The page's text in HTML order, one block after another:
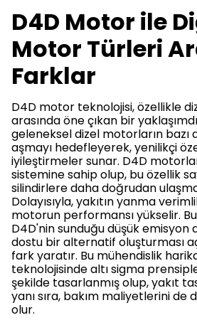
D4D Motor ile
Motor Türleri
Farklar
D4D motor teknolojisi, özellikle
arasında öne çıkan bir
geleneksel dizel motorların bazı
aşmayı hedefleyerek, yenilikçi
iyileştirmeler sunar. D4D
sistemine sahip olup, bu özellik
silindirlere daha doğrudan
Dolayısıyla, yakıtın yanma
motorun performansı yükselir.
D4D'nin sunduğu düşük emisyon
dostu bir alternatif oluşturması
fark yaratır. Bu mühendislik
teknolojisinde altı sigma
şekilde tasarlanmış olup, yakıt
yanı sıra, bakım maliyetlerini de
olur.